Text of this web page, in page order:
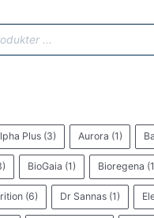
Plus (3) Aurora (1)
BioGaia (1) Bioregena
(6) Dr Sannas (1)